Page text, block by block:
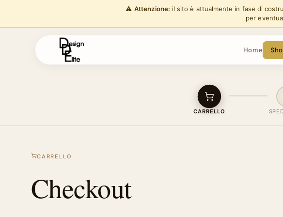
⚠️ Attenzione: il sito è attualmente in fase di
per
Home
CARRELLO
CARRELLO
Checkout